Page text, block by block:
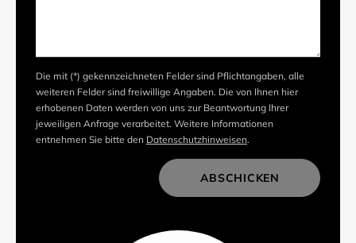
Die mit (*) gekennzeichneten Felder sind Pflichtangaben, alle
weiteren Felder sind freiwillige Angaben. Die von Ihnen hier
erhobenen Daten werden von uns zur Beantwortung Ihrer
jeweiligen Anfrage verarbeitet. Weitere Informationen
entnehmen Sie bitte den Datenschutzhinweisen.
ABSCHICKEN